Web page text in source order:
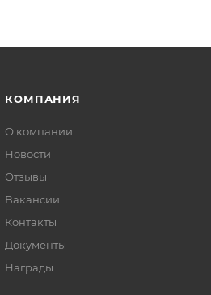
КОМПАНИЯ
О компании
Новости
Отзывы
Вакансии
Контакты
Документы
Награды